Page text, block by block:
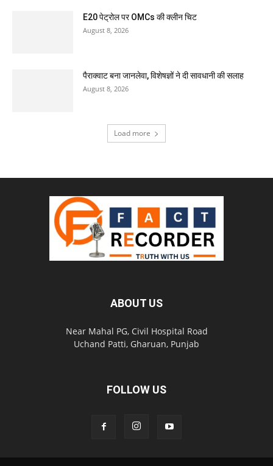
E20 पेट्रोल पर OMCs की क्लीन चिट
August 8, 2026
पैराक्वाट बना जानलेवा, विशेषज्ञों ने दी सावधानी की सलाह
August 8, 2026
Load more
ABOUT US
Near Mahal PG, Civil Hospital Road
Uchand Patti, Gharuan, Punjab
FOLLOW US